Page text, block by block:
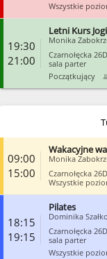
Wszystkie
19:30
21:00
Letni Kurs
Monika
Czarnołęcka 26D
sala parter
Początkujący
09:00
15:00
Wakacyjne
Monika
Czarnołęcka 26D
Wszystkie
18:15
19:15
Pilates
Dominika
Czarnołęcka 26D
sala parter
Wszystkie